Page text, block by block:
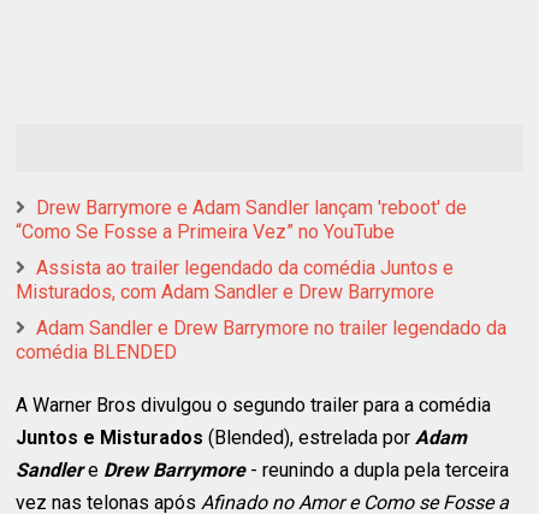
Drew Barrymore e Adam Sandler lançam 'reboot' de
“Como Se Fosse a Primeira Vez” no YouTube
Assista ao trailer legendado da comédia Juntos e
Misturados, com Adam Sandler e Drew Barrymore
Adam Sandler e Drew Barrymore no trailer legendado da
comédia BLENDED
A Warner Bros divulgou o segundo trailer para a comédia
Juntos e Misturados (Blended), estrelada porAdam
Sandlere Drew Barrymore - reunindo a dupla pela terceira
vez nas telonas apósAfinado no Amor e Como se Fosse a